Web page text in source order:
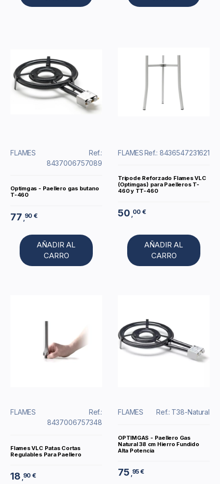
FLAMES
Ref.:
8437006757089
Optimgas - Paellero gas butano
T-460
77 ,90 €
AÑADIR AL
CARRO
FLAMESRef.: 8436547231621
Trípode Reforzado Flames VLC
(Optimgas) para Paelleros T-
460 y TT-460
50 ,00 €
AÑADIR AL
CARRO
FLAMES
Ref.:
8437006757348
Flames VLC Patas Cortas
Regulables Para Paellero
18 ,90 €
FLAMES Ref.: T38-Natural
OPTIMGAS - Paellero Gas
Natural 38 cm Hierro Fundido
Alta Potencia
75 ,95 €